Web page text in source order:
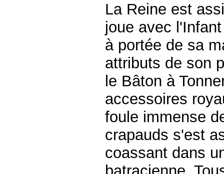
La Reine est
joue avec
à portée de sa
attributs de son
le Bâton à
accessoires
foule immense
crapauds s'est
coassant dans